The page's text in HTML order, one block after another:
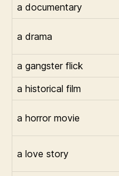
a documentary
a drama
a gangster flick
a historical film
a horror movie
a love story